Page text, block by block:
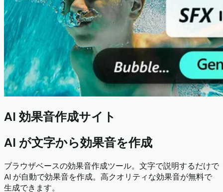
AI 効果音作成サイト
AI が文字から効果音を作成
ブラウザベースの効果音作成ツール。文字で説明するだけで
AI が自動で効果音を作成。高クオリティな効果音が無料で
生成できます。